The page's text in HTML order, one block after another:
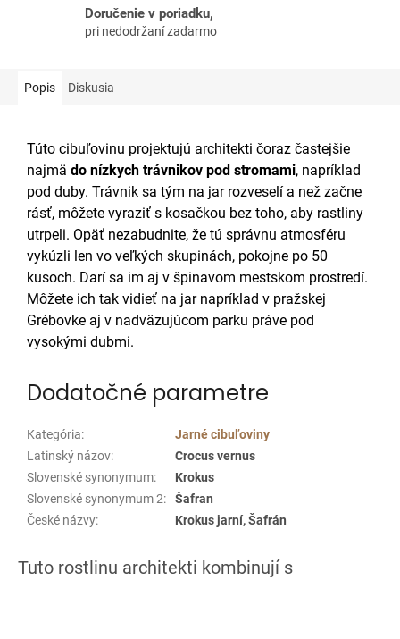
Doručenie v poriadku,
pri nedodržaní zadarmo
Popis Diskusia
Túto cibuľovinu projektujú architekti čoraz častejšie
najmä do nízkych trávnikov pod stromami, napríklad
pod duby. Trávnik sa tým na jar rozveselí a než začne
rásť, môžete vyraziť s kosačkou bez toho, aby rastliny
utrpeli. Opäť nezabudnite, že tú správnu atmosféru
vykúzli len vo veľkých skupinách, pokojne po 50
kusoch. Darí sa im aj v špinavom mestskom prostredí.
Môžete ich tak vidieť na jar napríklad v pražskej
Grébovke aj v nadväzujúcom parku práve pod
vysokými dubmi.
Dodatočné parametre
Kategória:
Jarné cibuľoviny
Latinský názov:
Crocus vernus
Slovenské synonymum:
Krokus
Slovenské synonymum 2:
Šafran
České názvy: Krokus jarní, Šafrán